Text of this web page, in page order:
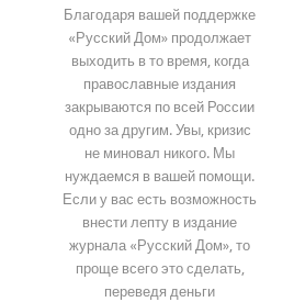
Благодаря вашей поддержке
«Русский Дом» продолжает
выходить в то время, когда
православные издания
закрываются по всей России
одно за другим. Увы, кризис
не миновал никого. Мы
нуждаемся в вашей помощи.
Если у вас есть возможность
внести лепту в издание
журнала «Русский Дом», то
проще всего это сделать,
переведя деньги